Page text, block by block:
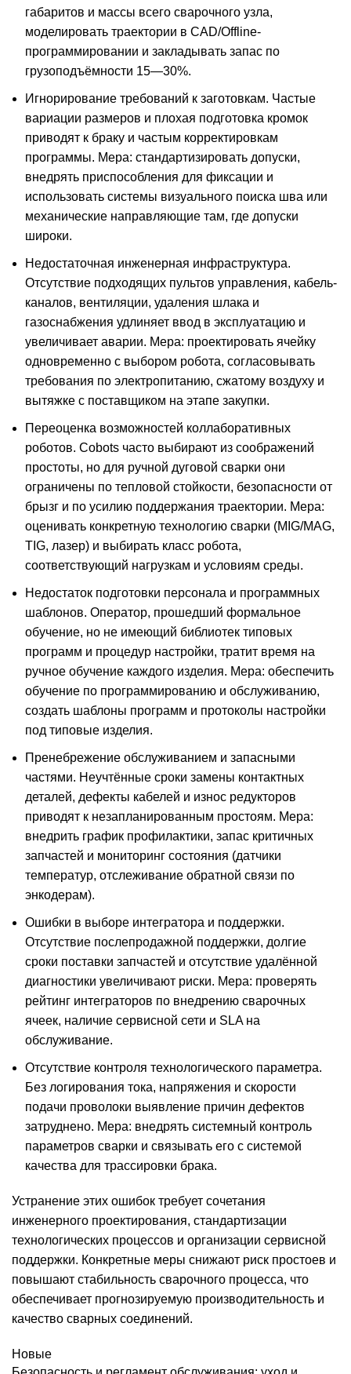
габаритов и массы всего сварочного узла,
моделировать траектории в CAD/Offline-
программировании и закладывать запас по
грузоподъёмности 15—30%.
Игнорирование требований к заготовкам. Частые
вариации размеров и плохая подготовка кромок
приводят к браку и частым корректировкам
программы. Мера: стандартизировать допуски,
внедрять приспособления для фиксации и
использовать системы визуального поиска шва или
механические направляющие там, где допуски
широки.
Недостаточная инженерная инфраструктура.
Отсутствие подходящих пультов управления, кабель-
каналов, вентиляции, удаления шлака и
газоснабжения удлиняет ввод в эксплуатацию и
увеличивает аварии. Мера: проектировать ячейку
одновременно с выбором робота, согласовывать
требования по электропитанию, сжатому воздуху и
вытяжке с поставщиком на этапе закупки.
Переоценка возможностей коллаборативных
роботов. Cobots часто выбирают из соображений
простоты, но для ручной дуговой сварки они
ограничены по тепловой стойкости, безопасности от
брызг и по усилию поддержания траектории. Мера:
оценивать конкретную технологию сварки (MIG/MAG,
TIG, лазер) и выбирать класс робота,
соответствующий нагрузкам и условиям среды.
Недостаток подготовки персонала и программных
шаблонов. Оператор, прошедший формальное
обучение, но не имеющий библиотек типовых
программ и процедур настройки, тратит время на
ручное обучение каждого изделия. Мера: обеспечить
обучение по программированию и обслуживанию,
создать шаблоны программ и протоколы настройки
под типовые изделия.
Пренебрежение обслуживанием и запасными
частями. Неучтённые сроки замены контактных
деталей, дефекты кабелей и износ редукторов
приводят к незапланированным простоям. Мера:
внедрить график профилактики, запас критичных
запчастей и мониторинг состояния (датчики
температур, отслеживание обратной связи по
энкодерам).
Ошибки в выборе интегратора и поддержки.
Отсутствие послепродажной поддержки, долгие
сроки поставки запчастей и отсутствие удалённой
диагностики увеличивают риски. Мера: проверять
рейтинг интеграторов по внедрению сварочных
ячеек, наличие сервисной сети и SLA на
обслуживание.
Отсутствие контроля технологического параметра.
Без логирования тока, напряжения и скорости
подачи проволоки выявление причин дефектов
затруднено. Мера: внедрять системный контроль
параметров сварки и связывать его с системой
качества для трассировки брака.
Устранение этих ошибок требует сочетания
инженерного проектирования, стандартизации
технологических процессов и организации сервисной
поддержки. Конкретные меры снижают риск простоев и
повышают стабильность сварочного процесса, что
обеспечивает прогнозируемую производительность и
качество сварных соединений.
Новые